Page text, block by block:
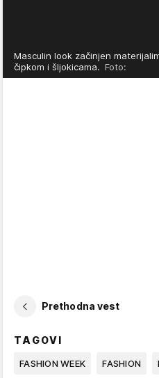
Masculin look začinjen
čipkom i šljokicama. Foto:
Prethodna vest
TAGOVI
FASHION WEEK FASHION